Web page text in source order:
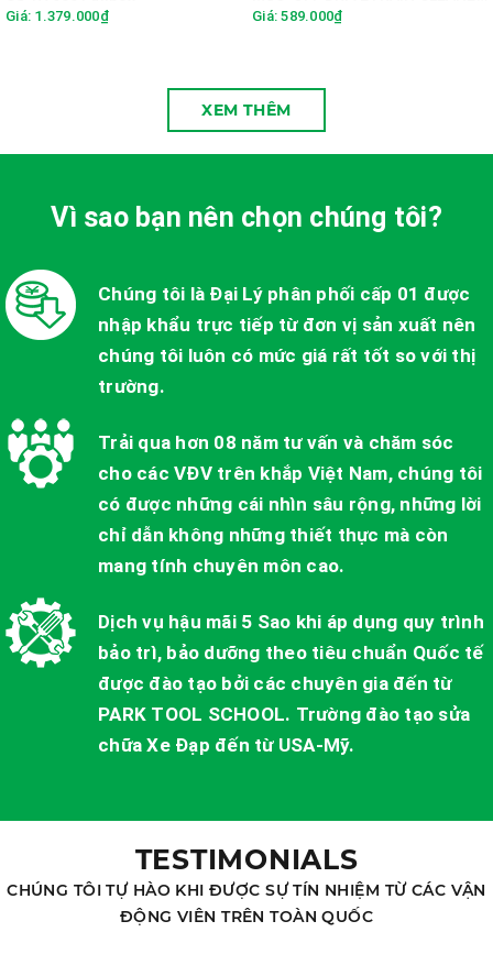
Giá: 1.379.000₫
- 500ML
Giá: 589.000₫
XEM THÊM
Vì sao bạn nên chọn chúng tôi?
Chúng tôi là Đại Lý phân phối cấp 01 được
nhập khẩu trực tiếp từ đơn vị sản xuất nên
chúng tôi luôn có mức giá rất tốt so với thị
trường.
Trải qua hơn 08 năm tư vấn và chăm sóc
cho các VĐV trên khắp Việt Nam, chúng tôi
có được những cái nhìn sâu rộng, những lời
chỉ dẫn không những thiết thực mà còn
mang tính chuyên môn cao.
Dịch vụ hậu mãi 5 Sao khi áp dụng quy trình
bảo trì, bảo dưỡng theo tiêu chuẩn Quốc tế
được đào tạo bởi các chuyên gia đến từ
PARK TOOL SCHOOL. Trường đào tạo sửa
chữa Xe Đạp đến từ USA-Mỹ.
TESTIMONIALS
CHÚNG TÔI TỰ HÀO KHI ĐƯỢC SỰ TÍN NHIỆM TỪ CÁC VẬN
ĐỘNG VIÊN TRÊN TOÀN QUỐC